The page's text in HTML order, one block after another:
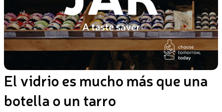
El vidrio es mucho más que una
botella o un tarro